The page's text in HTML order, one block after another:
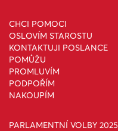
CHCI POMOCI
OSLOVÍM STAROSTU
KONTAKTUJI POSLANCE
POMŮŽU
PROMLUVÍM
PODPOŘÍM
NAKOUPÍM
PARLAMENTNÍ VOLBY 2025